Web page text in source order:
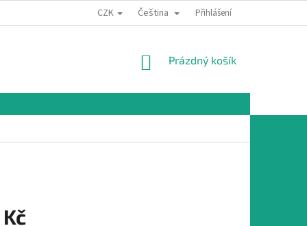
CZK Čeština Přihlášení
NÁKUPNÍ
Prázdný košík